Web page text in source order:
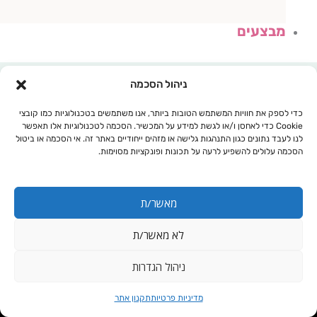
ניהול הסכמה
כדי לספק את חוויות המשתמש הטובות ביותר, אנו משתמשים בטכנולוגיות כמו קובצי
Cookie כדי לאחסן ו/או לגשת למידע על המכשיר. הסכמה לטכנולוגיות אלו תאפשר
לנו לעבד נתונים כגון התנהגות גלישה או מזהים ייחודיים באתר זה. אי הסכמה או ביטול
הסכמה עלולים להשפיע לרעה על תכונות ופונקציות מסוימות.
מאשר/ת
לא מאשר/ת
ניהול הגדרות
מדיניות פרטיותתקנון אתר
מבצעים
עגלת קניות